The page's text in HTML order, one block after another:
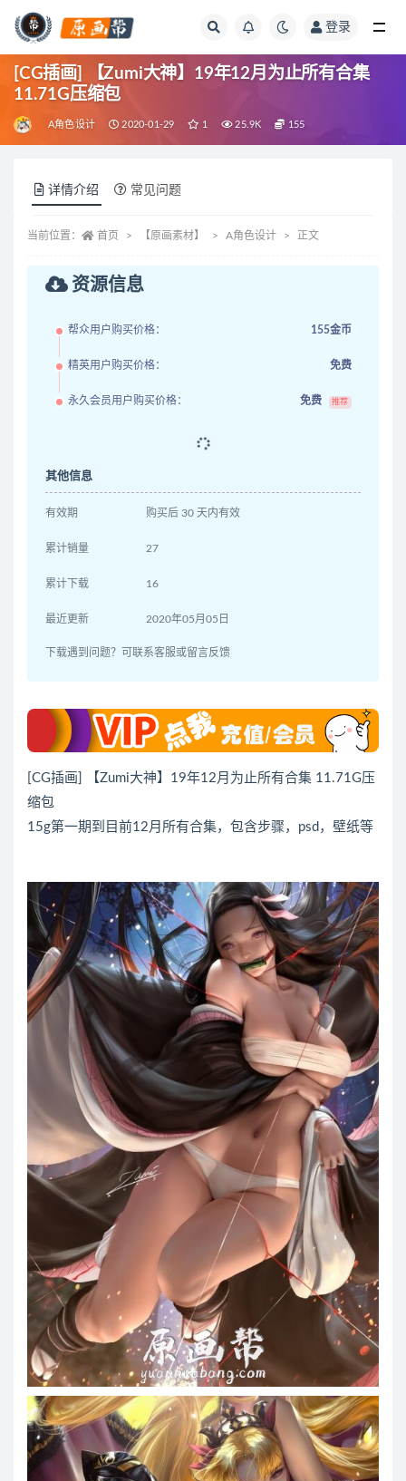
登录
[CG插画] 【Zumi大神】19年12月为止所有合集
11.71G压缩包
A角色设计 2020-01-29 1 25.9K 155
详情介绍 常见问题
当前位置： 首页 【原画素材】 A角色设计 正文
资源信息
帮众用户购买价格： 155金币
精英用户购买价格： 免费
永久会员用户购买价格： 免费 推荐
其他信息
有效期 购买后 30 天内有效
累计销量 27
累计下载 16
最近更新 2020年05月05日
下载遇到问题？可联系客服或留言反馈
[CG插画] 【Zumi大神】19年12月为止所有合集 11.71G压
缩包
15g第一期到目前12月所有合集，包含步骤，psd，壁纸等